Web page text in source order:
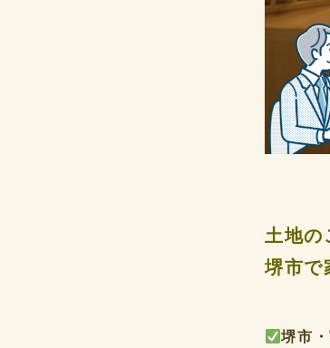
土地の
堺市で
堺市